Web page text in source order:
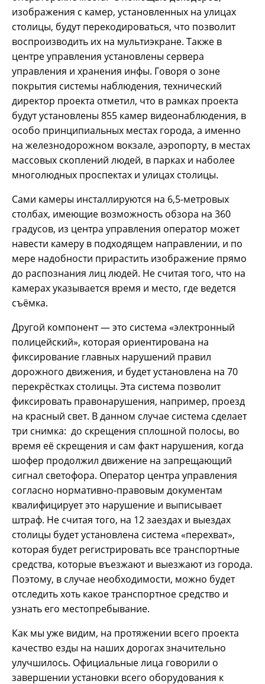
изображения с камер, установленных на улицах
столицы, будут перекодироваться, что позволит
воспроизводить их на мультиэкране. Также в
центре управления установлены сервера
управления и хранения инфы. Говоря о зоне
покрытия системы наблюдения, технический
директор проекта отметил, что в рамках проекта
будут установлены 855 камер видеонаблюдения, в
особо принципиальных местах города, а именно
на железнодорожном вокзале, аэропорту, в местах
массовых скоплений людей, в парках и наболее
многолюдных проспектах и улицах столицы.
Сами камеры инсталлируются на 6,5-метровых
столбах, имеющие возможность обзора на 360
градусов, из центра управления оператор может
навести камеру в подходящем направлении, и по
мере надобности прирастить изображение прямо
до распознания лиц людей. Не считая того, что на
камерах указывается время и место, где ведется
съёмка.
Другой компонент — это система «электронный
полицейский», которая ориентирована на
фиксирование главных нарушений правил
дорожного движения, и будет установлена на 70
перекрёстках столицы. Эта система позволит
фиксировать правонарушения, например, проезд
на красный свет. В данном случае система сделает
три снимка: до скрещения сплошной полосы, во
время её скрещения и сам факт нарушения, когда
шофер продолжил движение на запрещающий
сигнал светофора. Оператор центра управления
согласно нормативно-правовым документам
квалифицирует это нарушение и выписывает
штраф. Не считая того, на 12 заездах и выездах
столицы будет установлена система «перехват»,
которая будет регистрировать все транспортные
средства, которые въезжают и выезжают из города.
Поэтому, в случае необходимости, можно будет
отследить хоть какое транспортное средство и
узнать его местопребывание.
Как мы уже видим, на протяжении всего проекта
качество езды на наших дорогах значительно
улучшилось. Официальные лица говорили о
завершении установки всего оборудования к